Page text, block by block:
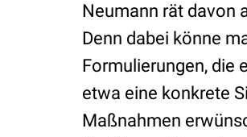
Neumann rät davon
Denn dabei könne
Formulierungen, die
etwa eine konkrete
Maßnahmen